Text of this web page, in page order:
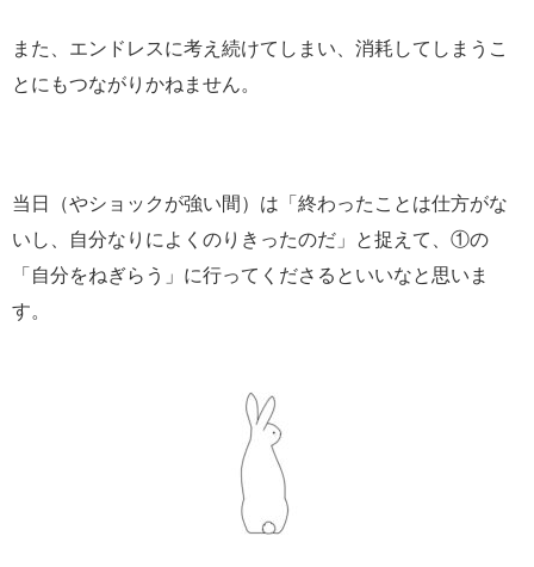
また、エンドレスに考え続けてしまい、消耗してしまうこ
とにもつながりかねません。
当日（やショックが強い間）は「終わったことは仕方がな
いし、自分なりによくのりきったのだ」と捉えて、①の
「自分をねぎらう」に行ってくださるといいなと思いま
す。